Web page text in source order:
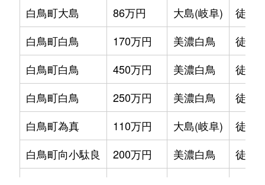
白鳥町大島
86万円 大島(岐阜)
徒歩
白鳥町白鳥
170万円 美濃白鳥
徒歩
白鳥町白鳥
450万円 美濃白鳥
徒歩
白鳥町白鳥
250万円 美濃白鳥
徒歩
白鳥町為真
110万円 大島(岐阜)
徒歩
白鳥町向小駄良
200万円 美濃白鳥
徒歩